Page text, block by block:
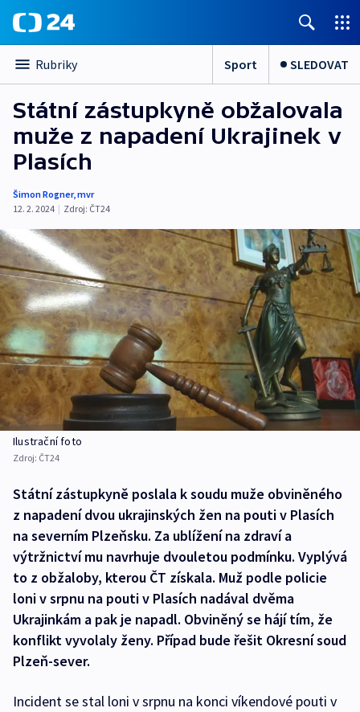
Rubriky Sport SLEDOVAT
Státní zástupkyně obžalovala
muže z napadení Ukrajinek v
Plasích
Šimon Rogner,mvr
12. 2. 2024 | Zdroj: ČT24
Ilustrační foto
Zdroj: ČT24
Státní zástupkyně poslala k soudu muže obviněného
z napadení dvou ukrajinských žen na pouti v Plasích
na severním Plzeňsku. Za ublížení na zdraví a
výtržnictví mu navrhuje dvouletou podmínku. Vyplývá
to z obžaloby, kterou ČT získala. Muž podle policie
loni v srpnu na pouti v Plasích nadával dvěma
Ukrajinkám a pak je napadl. Obviněný se hájí tím, že
konflikt vyvolaly ženy. Případ bude řešit Okresní soud
Plzeň-sever.
Incident se stal loni v srpnu na konci víkendové pouti v